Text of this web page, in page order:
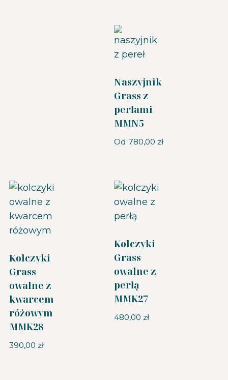
Naszyjnik
Grass z
perłami
MMN5
Od 780,00 zł
Kolczyki
Grass
owalne z
kwarcem
różowym
MMK28
390,00 zł
Kolczyki
Grass
owalne z
perłą
MMK27
480,00 zł